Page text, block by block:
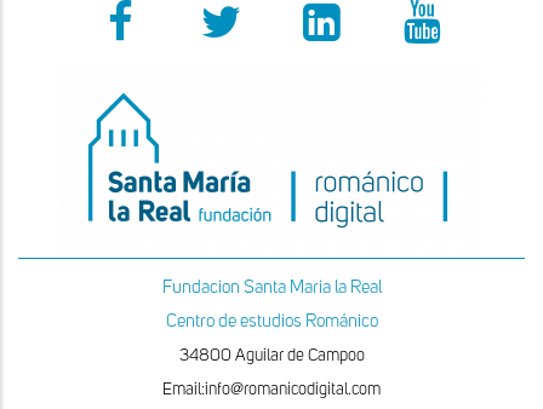
Fundacion Santa Maria la Real
Centro de estudios Románico
34800 Aguilar de Campoo
Email:info@romanicodigital.com